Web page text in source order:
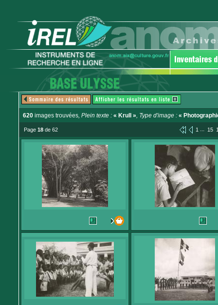
620 images trouvées, Plein texte : « Krull », Type d'image : «
Page 18 de 62 1 ... 15